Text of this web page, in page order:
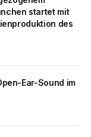
startet mit
des
Ear-Sound im